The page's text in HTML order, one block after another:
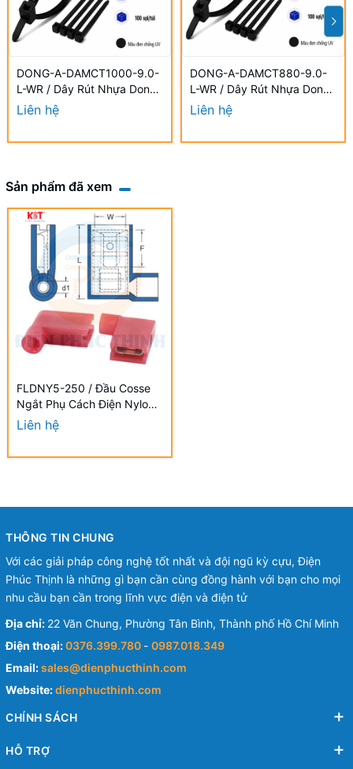
DONG-A-DAMCT1000-9.0-
L-WR / Dây Rút Nhựa Dong-
A 9.0×1000mm Chống UV
Liên hệ
DONG-A-DAMCT880-9.0-
L-WR / Dây Rút Nhựa Dong-
A 9.0×880mm Chống UV
Liên hệ
Sản phẩm đã xem
FLDNY5-250 / Đầu Cosse
Ngắt Phụ Cách Điện Nylon
(Cái) Dạng Cờ KST 4-6 mm
- NYLON-INSULATED FLAG
Liên hệ
THÔNG TIN CHUNG
Với các giải pháp công nghệ tốt nhất và đội ngũ kỳ cựu, Điện
Phúc Thịnh là những gì bạn cần cùng đồng hành với bạn cho mọi
nhu cầu bạn cần trong lĩnh vực điện và điện tử
Địa chỉ: 22 Văn Chung, Phường Tân Bình, Thành phố Hồ Chí Minh
Điện thoại:0376.399.780 - 0987.018.349
Email:sales@dienphucthinh.com
Website:dienphucthinh.com
CHÍNH SÁCH
HỖ TRỢ